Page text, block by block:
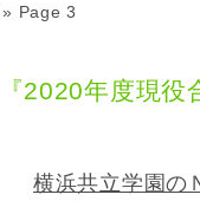
» Page 3
2020年度現役
横浜共立学園の